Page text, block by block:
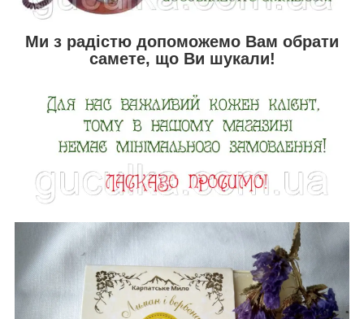
Ми з радістю допоможемо Вам обрати
самете, що Ви шукали!